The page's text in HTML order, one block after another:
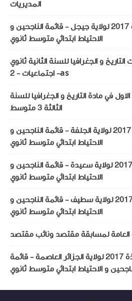
المديريات
نتائج مسابقة الاساتذة 2017 لولاية جيجل - قائمة الناجحين و
الاحتياط ابتدائي متوسط ثانوي
و الجغرافيا للسنة الثانية ثانوي
- اجتماعيات - 2as
في مادة التاريخ و الجغرافيا للسنة
الثالثة 3 متوسط
نتائج مسابقة الاساتذة 2017 لولاية الجلفة - قائمة الناجحين و
الاحتياط ابتدائي متوسط ثانوي
نتائج مسابقة الاساتذة 2017 لولاية سعيدة - قائمة الناجحين و
الاحتياط ابتدائي متوسط ثانوي
نتائج مسابقة الاساتذة 2017 لولاية سطيف - قائمة الناجحين و
الاحتياط ابتدائي متوسط ثانوي
العامة لمسابقة مقتصد ونائب مقتصد
نتائج مسابقة الاساتذة 2017 لولاية الجزائر العاصمة - قائمة
و الاحتياط ابتدائي متوسط ثانوي